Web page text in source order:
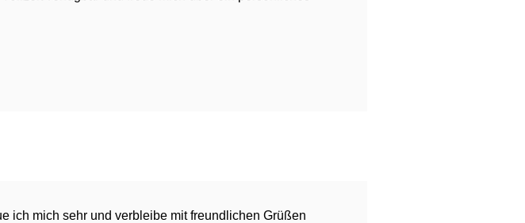
ich mich sehr und verbleibe mit freundlichen Grüßen